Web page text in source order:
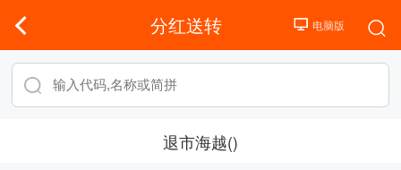
分红送转
退市海越()